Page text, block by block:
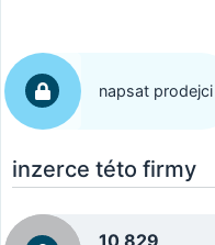
napsat prodejci
inzerce této firmy